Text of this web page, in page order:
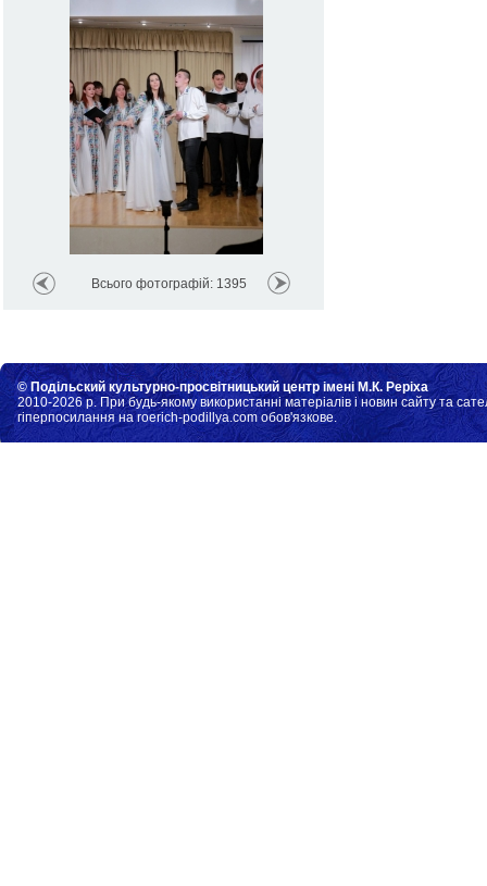
Всього фотографій: 1395
© Подільский культурно-просвітницький центр імені М.К. Реріха
2010-2026 р. При будь-якому використанні матеріалів і новин сайту та
гіперпосилання на roerich-podillya.com обов'язкове.